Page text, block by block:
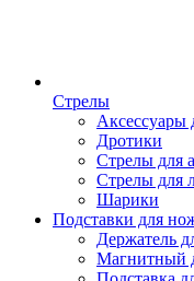
Стрелы
Аксессуары
Дротики
Стрелы для
Стрелы для
Шарики
Подставки для
Держатель
Магнитный